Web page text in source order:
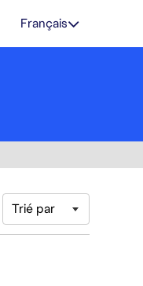
Français
Trié par